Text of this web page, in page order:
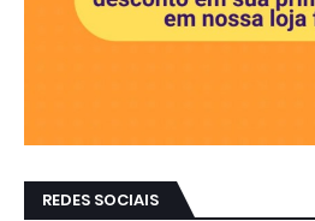
REDES SOCIAIS